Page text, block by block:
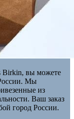
Birkin, вы можете
России. Мы
из
Ваш заказ
город России.